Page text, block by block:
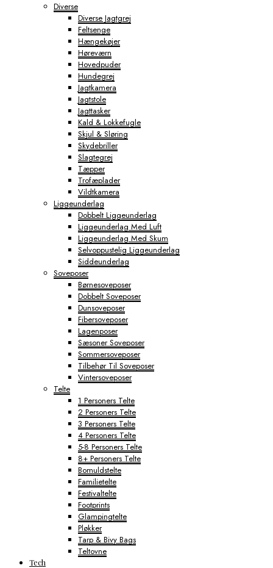
Diverse
Diverse Jagtgrej
Feltsenge
Hængekøjer
Høreværn
Hovedpuder
Hundegrej
Jagtkamera
Jagtstole
Jagttasker
Kald & Lokkefugle
Skjul & Sløring
Skydebriller
Slagtegrej
Tæpper
Trofæplader
Vildtkamera
Liggeunderlag
Dobbelt Liggeunderlag
Liggeunderlag Med Luft
Liggeunderlag Med Skum
Selvoppustelig Liggeunderlag
Siddeunderlag
Soveposer
Børnesoveposer
Dobbelt Soveposer
Dunsoveposer
Fibersoveposer
Lagenposer
Sæsoner Soveposer
Sommersoveposer
Tilbehør Til Soveposer
Vintersoveposer
Telte
1 Personers Telte
2 Personers Telte
3 Personers Telte
4 Personers Telte
5-8 Personers Telte
8+ Personers Telte
Bomuldstelte
Familietelte
Festivaltelte
Footprints
Glampingtelte
Pløkker
Tarp & Bivy Bags
Teltovne
Tech